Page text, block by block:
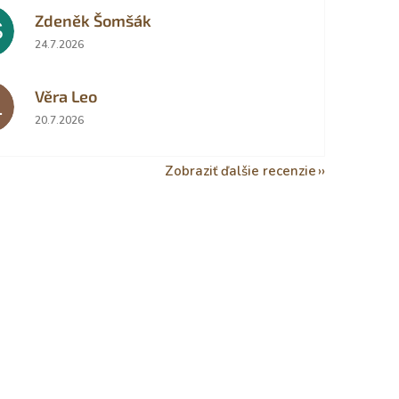
Zdeněk Šomšák
Hodnotenie obchodu je 5 z 5 hviezdičiek.
24.7.2026
Věra Leo
Hodnotenie obchodu je 5 z 5 hviezdičiek.
20.7.2026
Zobraziť ďalšie recenzie